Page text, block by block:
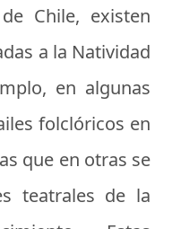
Chile, existen
a la Natividad
en algunas
folclóricos en
que en otras se
teatrales de la